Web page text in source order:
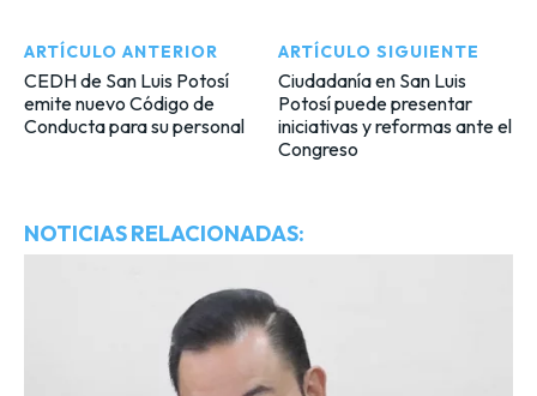
ARTÍCULO ANTERIOR
CEDH de San Luis Potosí
emite nuevo Código de
Conducta para su personal
ARTÍCULO SIGUIENTE
Ciudadanía en San Luis
Potosí puede presentar
iniciativas y reformas ante el
Congreso
NOTICIAS RELACIONADAS: